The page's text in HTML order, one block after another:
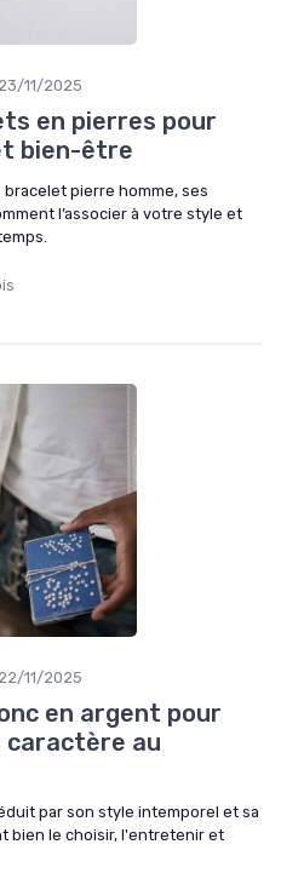
23/11/2025
en pierres pour
bien-être
pierre homme, ses
l’associer à votre style et
22/11/2025
en argent pour
caractère au
par son style intemporel et sa
bien le choisir, l'entretenir et